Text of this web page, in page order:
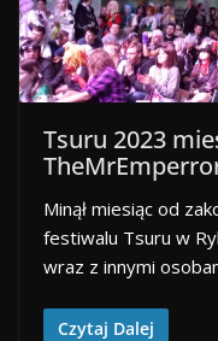
Tsuru 2023
Minął miesiąc od
festiwalu Tsuru w
wraz z innymi
Czytaj Dalej